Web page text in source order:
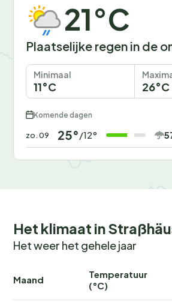
21°C
Plaatselijke regen in de
Minimaal
11°C 26°C
Komende dagen
zo. 09 25°/12°
Het klimaat in
Het weer het gehele jaar
Maand
Temperatuur
(°C)